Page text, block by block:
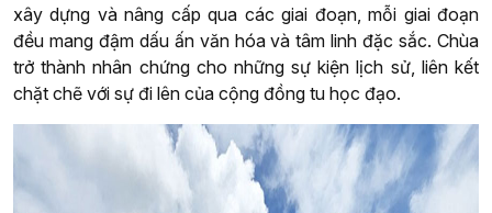
xây dựng và nâng cấp qua các giai đoạn, mỗi giai đoạn
đều mang đậm dấu ấn văn hóa và tâm linh đặc sắc. Chùa
trở thành nhân chứng cho những sự kiện lịch sử, liên kết
chặt chẽ với sự đi lên của cộng đồng tu học đạo.